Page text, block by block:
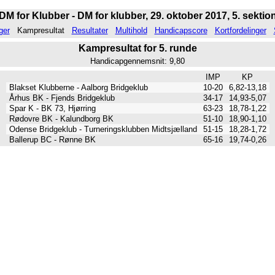
DM for Klubber - DM for klubber, 29. oktober 2017, 5.
Kampresultat Resultater Multihold Handicapscore Kortfordelinger
Kampresultat for 5. runde
Handicapgennemsnit: 9,80
IMP
KP
Blakset Klubberne - Aalborg Bridgeklub
10-20
6,82-13,18
Århus BK - Fjends Bridgeklub
34-17
14,93-5,07
Spar K - BK 73, Hjørring
63-23
18,78-1,22
Rødovre BK - Kalundborg BK
51-10
18,90-1,10
Odense Bridgeklub - Turneringsklubben Midtsjælland
51-15
18,28-1,72
Ballerup BC - Rønne BK
65-16 19,74-0,26